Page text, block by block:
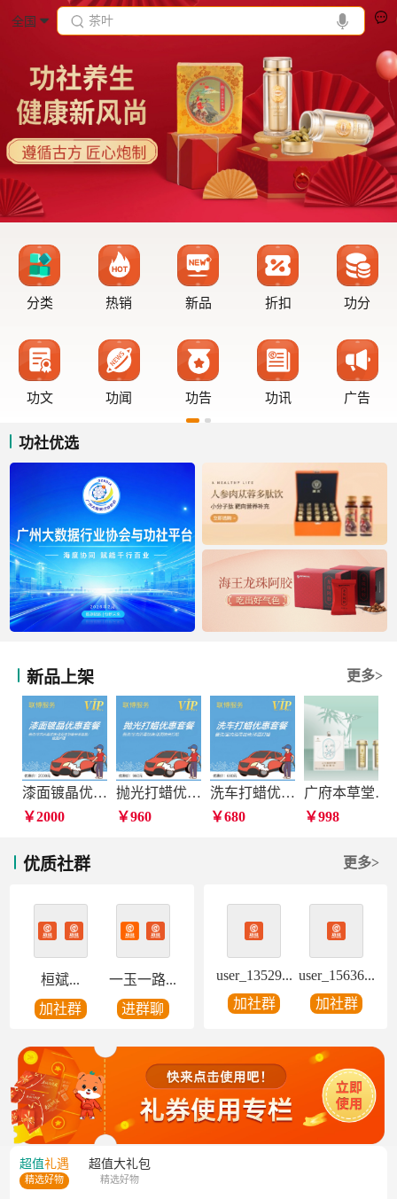
全国 茶叶
分类 热销 新品 折扣 功分
功文 功闻 功告 功讯 广告
功社优选
新品上架 更多>
漆面镀晶优惠套餐
￥2000
抛光打蜡优惠套餐
￥960
洗车打蜡优惠套餐
￥680
广府本草堂元宝枫神经酸凝胶糖果
￥998
优质社群 更多>
桓斌...
加社群
一玉一路...
进群聊
user_13529...
加社群
user_15636...
加社群
超值礼遇
精选好物
超值大礼包
精选好物